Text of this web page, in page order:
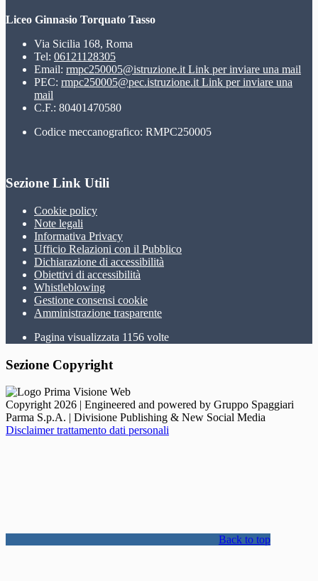
Liceo Ginnasio Torquato Tasso
Via Sicilia 168, Roma
Tel: 06121128305
Email: rmpc250005@istruzione.it Link per inviare una mail
PEC: rmpc250005@pec.istruzione.it Link per inviare una
mail
C.F.: 80401470580
Codice meccanografico: RMPC250005
Sezione Link Utili
Cookie policy
Note legali
Informativa Privacy
Ufficio Relazioni con il Pubblico
Dichiarazione di accessibilità
Obiettivi di accessibilità
Whistleblowing
Gestione consensi cookie
Amministrazione trasparente
Pagina visualizzata 1156 volte
Sezione Copyright
Copyright 2026 | Engineered and powered by Gruppo Spaggiari
Parma S.p.A. | Divisione Publishing & New Social Media
Disclaimer trattamento dati personali
Back to top